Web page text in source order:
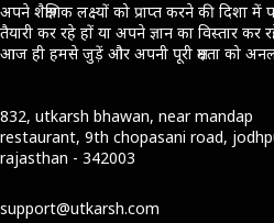
अपने शैक्षणिक लक्ष्यों को प्राप्त करने की दिशा में
तैयारी कर रहे हों या अपने ज्ञान का विस्तार
आज ही हमसे जुड़ें और अपनी पूरी क्षमता को
832, utkarsh bhawan, near mandap
restaurant, 9th chopasani road,
rajasthan - 342003
support@utkarsh.com